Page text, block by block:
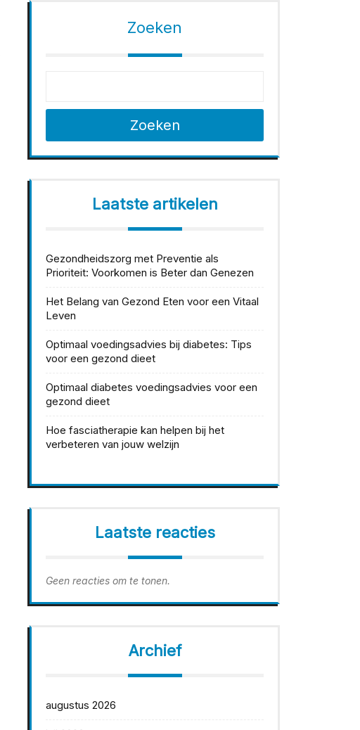
Zoeken
Zoeken
Laatste artikelen
Gezondheidszorg met Preventie als
Prioriteit: Voorkomen is Beter dan Genezen
Het Belang van Gezond Eten voor een Vitaal
Leven
Optimaal voedingsadvies bij diabetes: Tips
voor een gezond dieet
Optimaal diabetes voedingsadvies voor een
gezond dieet
Hoe fasciatherapie kan helpen bij het
verbeteren van jouw welzijn
Laatste reacties
Geen reacties om te tonen.
Archief
augustus 2026